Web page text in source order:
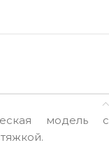
модель с